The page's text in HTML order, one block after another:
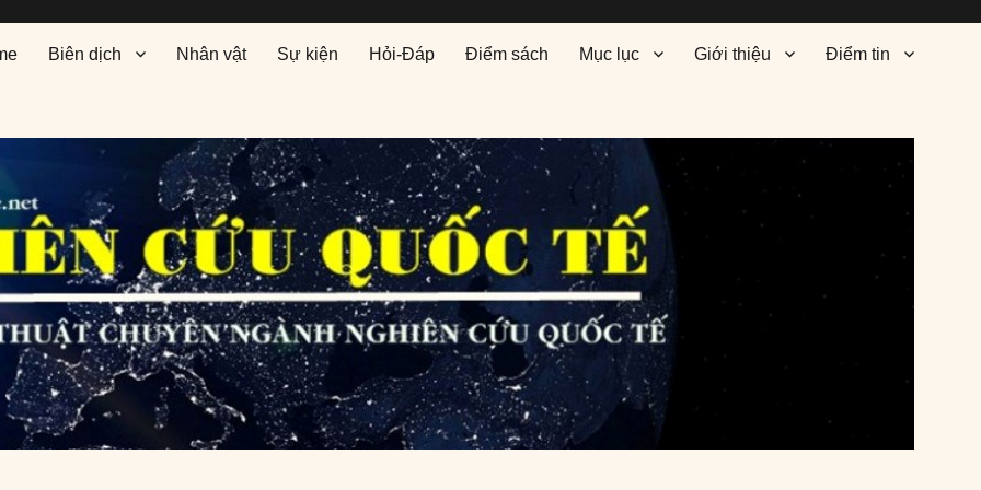
Biên dịch Nhân vật Sự kiện Hỏi-Đáp Điểm sách Mục lục Giới thiệu Điểm tin